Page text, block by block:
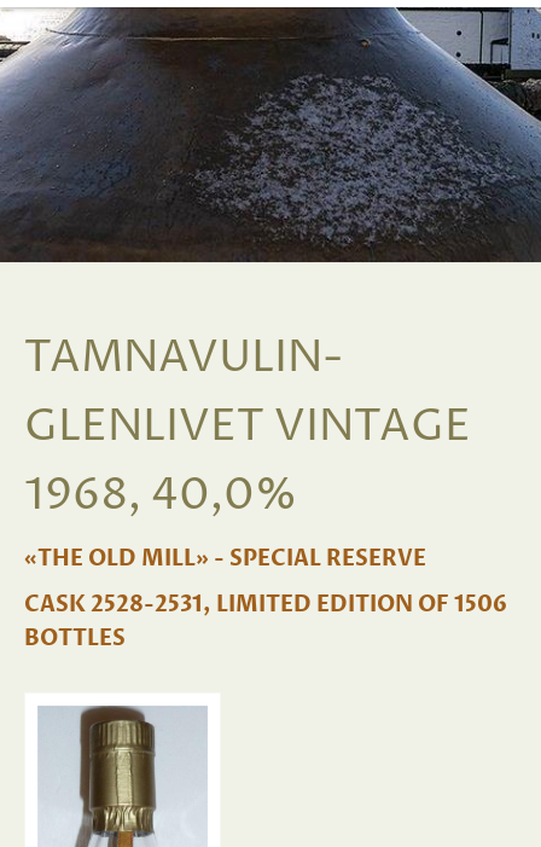
TAMNAVULIN-
GLENLIVET VINTAGE
1968, 40,0%
«THE OLD MILL» - SPECIAL RESERVE
CASK 2528-2531, LIMITED EDITION OF 1506
BOTTLES